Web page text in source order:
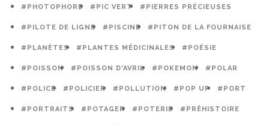
#PHOTOPHORE #PIC VERT #PIERRES PRÉCIEUSES
#PILOTE DE LIGNE #PISCINE #PITON DE LA FOURNAISE
#PLANÈTES #PLANTES MÉDICINALES #POÉSIE
#POISSON #POISSON D'AVRIL #POKEMON #POLAR
#POLICE #POLICIER #POLLUTION #POP UP #PORT
#PORTRAITS #POTAGER #POTERIE #PRÉHISTOIRE